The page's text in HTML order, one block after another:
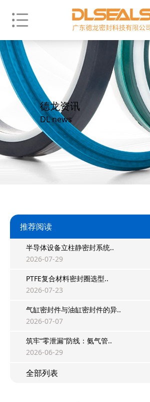
德龙资讯
DL news
推荐阅读
半导体设备立柱静密封系统..
2026-07-29
PTFE复合材料密封圈选型..
2026-07-23
气缸密封件与油缸密封件的异..
2026-07-07
筑牢“零泄漏”防线：氨气管..
2026-06-29
全部列表